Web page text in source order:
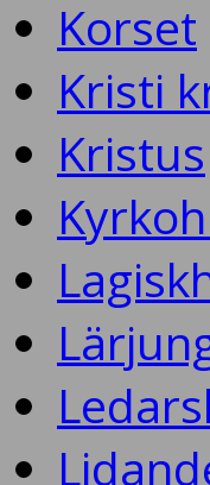
Korset
Kristi
Kristus